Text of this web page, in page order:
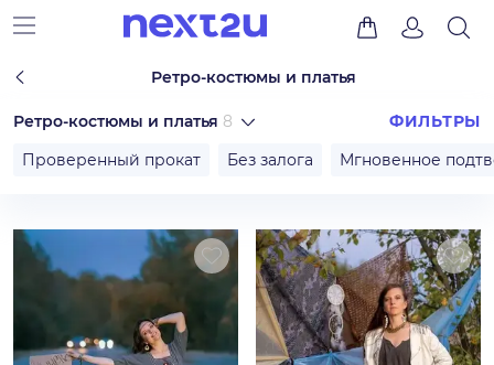
Ретро-костюмы и платья
Ретро-костюмы и платья 8
ФИЛЬТРЫ
Проверенный прокат
Без залога Мгновенное